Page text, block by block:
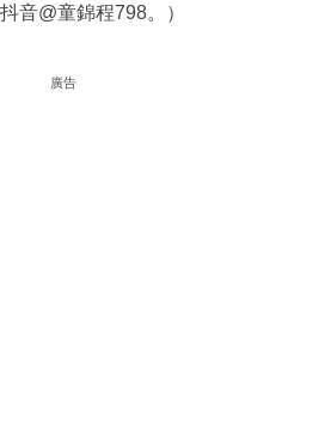
音@童錦程798。）
廣告